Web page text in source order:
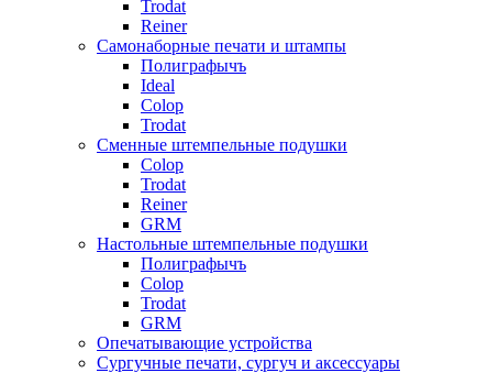
Trodat
Reiner
Самонаборные печати и штампы
Полиграфычъ
Ideal
Colop
Trodat
Сменные штемпельные подушки
Colop
Trodat
Reiner
GRM
Настольные штемпельные подушки
Полиграфычъ
Colop
Trodat
GRM
Опечатывающие устройства
Сургучные печати, сургуч и аксессуары